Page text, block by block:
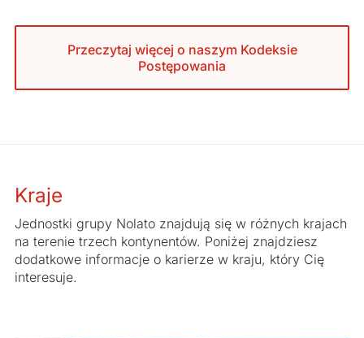
Przeczytaj więcej o naszym Kodeksie
Postępowania
Kraje
Jednostki grupy Nolato znajdują się w różnych krajach
na terenie trzech kontynentów. Poniżej znajdziesz
dodatkowe informacje o karierze w kraju, który Cię
interesuje.